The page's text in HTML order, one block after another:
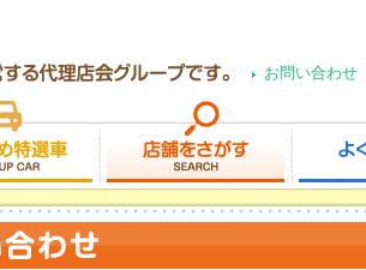
お問い合わせ